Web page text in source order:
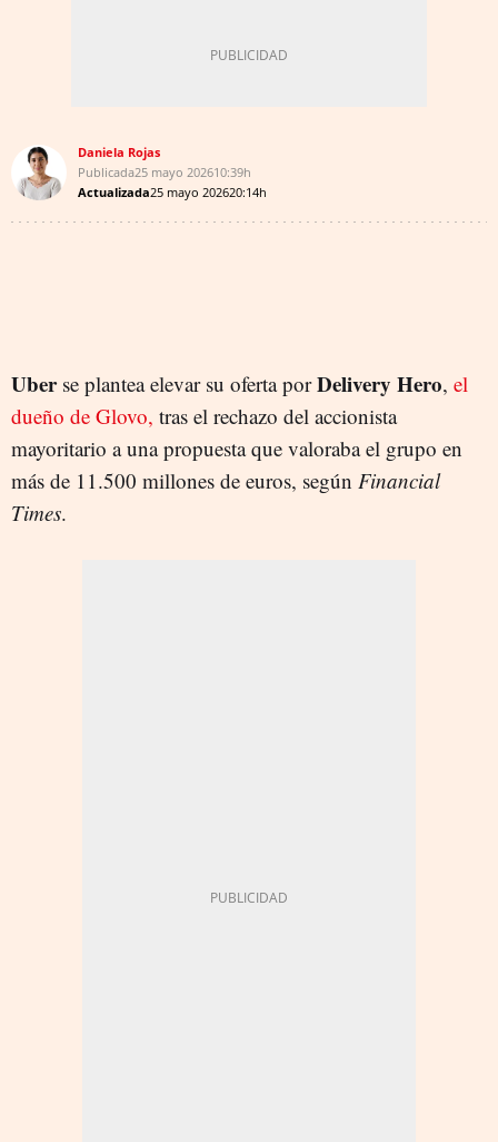
Daniela Rojas
Publicada25 mayo 202610:39h
Actualizada25 mayo 202620:14h
Uberse plantea elevar su oferta porDelivery Hero, el
dueño de Glovo, tras el rechazo del accionista
mayoritario a una propuesta que valoraba el grupo en
más de 11.500 millones de euros, según Financial
Times.